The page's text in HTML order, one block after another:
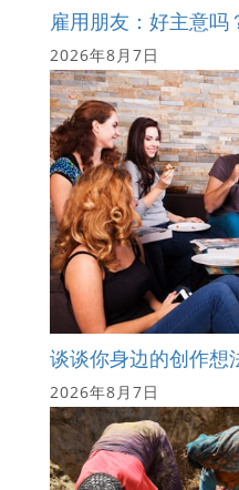
雇用朋友：好主意吗
2026年8月7日
谈谈你身边的创作想
2026年8月7日